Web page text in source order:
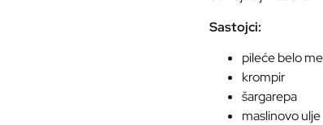
Sastojci:
pileće belo
krompir
šargarepa
maslinovo ulje